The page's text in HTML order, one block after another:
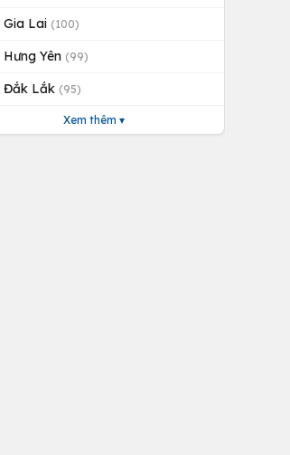
Gia Lai (100)
Hưng Yên (99)
Đắk Lắk (95)
Xem thêm ▾